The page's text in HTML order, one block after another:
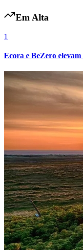
Botafogo
Em Alta
1
Ecora e BeZero